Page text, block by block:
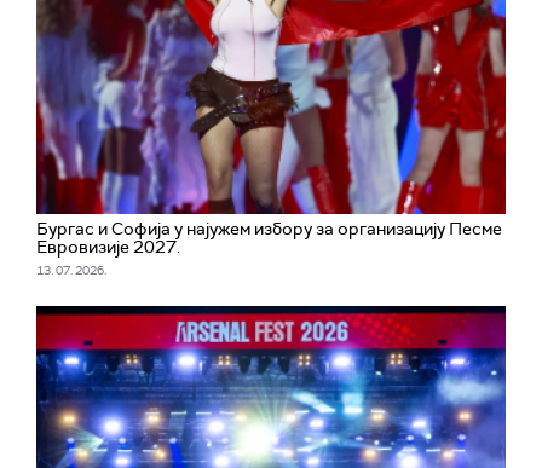
Бургас и Софија у најужем избору за организацију Песме
Евровизије 2027.
13. 07. 2026.